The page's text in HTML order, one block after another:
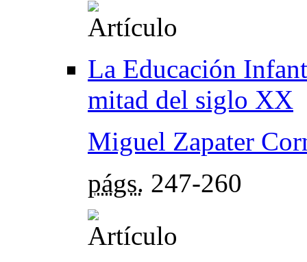
La Educación
mitad del siglo XX
Miguel Zapater
págs. 247-260